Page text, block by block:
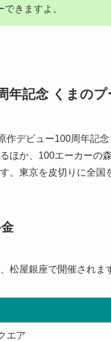
きますよ。
年記念 くまの
作デビュー100周年記
ほか、100エーカーの
。東京を皮切りに全国
松屋銀座で開催されま
エア